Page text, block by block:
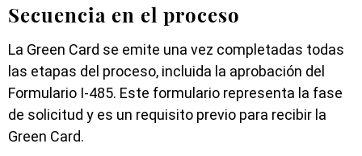
Secuencia en el proceso
La Green Card se emite una vez completadas todas
las etapas del proceso, incluida la aprobación del
Formulario I-485. Este formulario representa la fase
de solicitud y es un requisito previo para recibir la
Green Card.